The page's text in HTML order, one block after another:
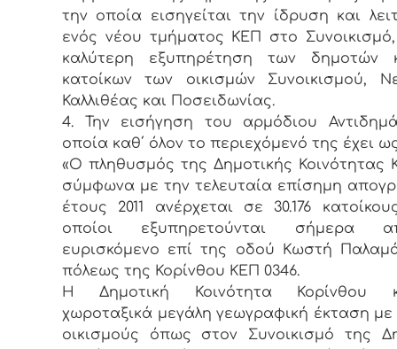
την οποία εισηγείται την ίδρυση και
ενός νέου τμήματος ΚΕΠ στο
καλύτερη εξυπηρέτηση των δημοτών
κατοίκων των οικισμών Συνοικισμού,
Καλλιθέας και Ποσειδωνίας.
4. Την εισήγηση του αρμόδιου
οποία καθ΄ όλον το περιεχόμενό της έχει
«Ο πληθυσμός της Δημοτικής Κοινότητας
σύμφωνα με την τελευταία επίσημη
έτους 2011 ανέρχεται σε 30.176
οποίοι εξυπηρετούνται σήμερα
ευρισκόμενο επί της οδού Κωστή
πόλεως της Κορίνθου ΚΕΠ 0346.
Η Δημοτική Κοινότητα Κορίνθου
χωροταξικά μεγάλη γεωγραφική έκταση με
οικισμούς όπως στον Συνοικισμό της